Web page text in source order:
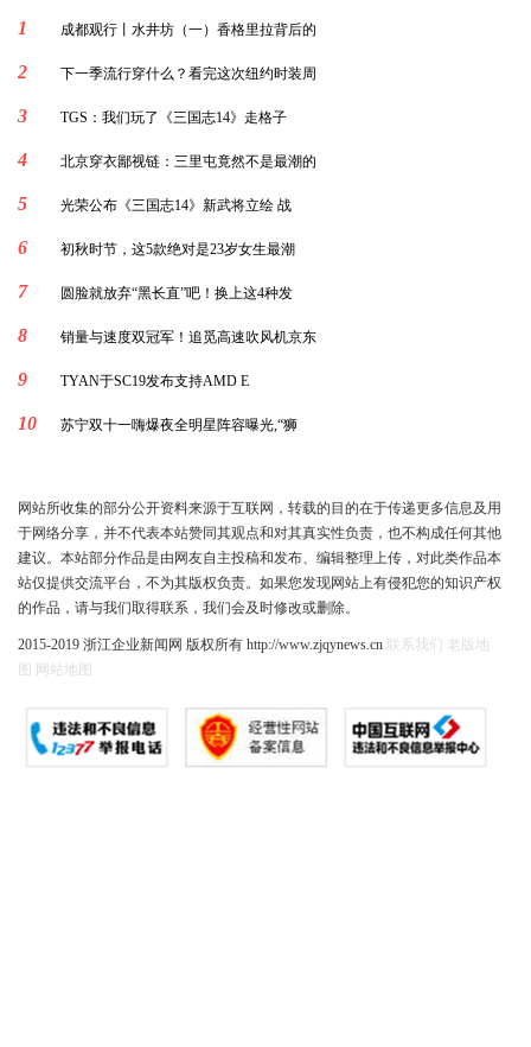
1 成都观行丨水井坊（一）香格里拉背后的
2 下一季流行穿什么？看完这次纽约时装周
3 TGS：我们玩了《三国志14》走格子
4 北京穿衣鄙视链：三里屯竟然不是最潮的
5 光荣公布《三国志14》新武将立绘 战
6 初秋时节，这5款绝对是23岁女生最潮
7 圆脸就放弃“黑长直”吧！换上这4种发
8 销量与速度双冠军！追觅高速吹风机京东
9 TYAN于SC19发布支持AMD E
10 苏宁双十一嗨爆夜全明星阵容曝光,“狮
网站所收集的部分公开资料来源于互联网，转载的目的在于传递更多信息及用
于网络分享，并不代表本站赞同其观点和对其真实性负责，也不构成任何其他
建议。本站部分作品是由网友自主投稿和发布、编辑整理上传，对此类作品本
站仅提供交流平台，不为其版权负责。如果您发现网站上有侵犯您的知识产权
的作品，请与我们取得联系，我们会及时修改或删除。
2015-2019 浙江企业新闻网 版权所有 http://www.zjqynews.cn 联系我们
老版地
图
网站地图